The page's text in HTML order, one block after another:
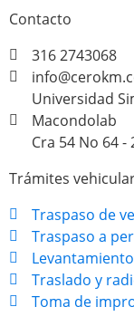
Contacto
316 2743068
Universidad
Macondolab
Cra 54 No 64
Trámites
Traspaso de
Traspaso a
Traslado y
Toma de